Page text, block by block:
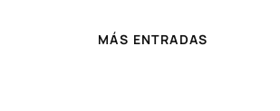
MÁS ENTRADAS